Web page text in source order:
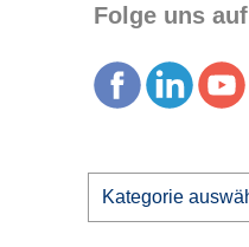
Folge uns auf